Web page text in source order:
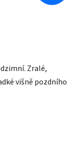
Zralé,
višně pozdního